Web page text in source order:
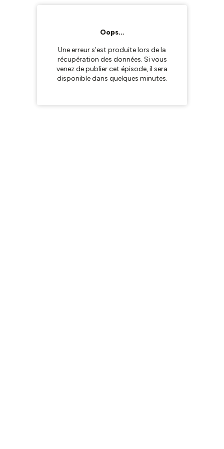
Oops…
Une erreur s’est produite lors de la
récupération des données. Si vous
venez de publier cet épisode, il sera
disponible dans quelques minutes.